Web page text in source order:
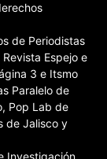
de Periodistas
Espejo e
3 e Itsmo
Paralelo de
Pop Lab de
de Jalisco y